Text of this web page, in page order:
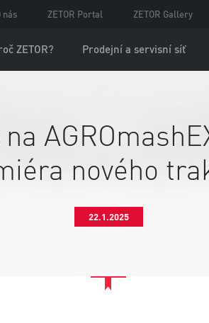
nás ZETOR Portal ZETOR Gallery
ZETOR? Prodejní a servisní síť
na
nového
22.1.2025